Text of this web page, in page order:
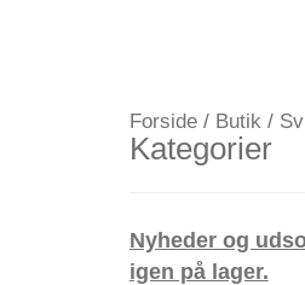
Forside/ Butik /
Kategorier
Nyheder og
igen på lager.